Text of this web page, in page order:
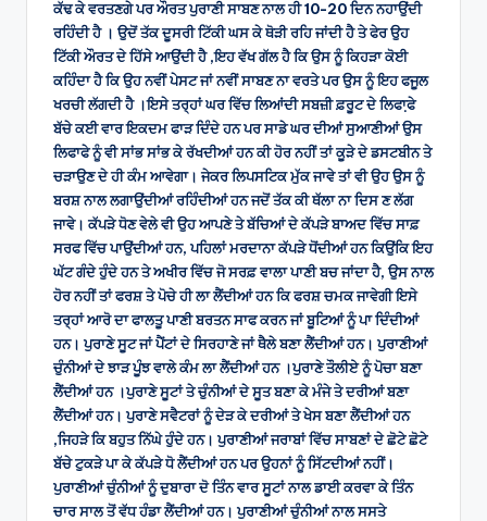
ਕੱਢ ਕੇ ਵਰਤਣਗੇ ਪਰ ਔਰਤ ਪੁਰਾਣੀ ਸਾਬਣ ਨਾਲ ਹੀ 10-20 ਦਿਨ ਨਹਾਉਂਦੀ
ਰਹਿੰਦੀ ਹੈ । ਉਦੋਂ ਤੱਕ ਦੂਸਰੀ ਟਿੱਕੀ ਘਸ ਕੇ ਥੋੜੀ ਰਹਿ ਜਾਂਦੀ ਹੈ ਤੇ ਫੇਰ ਉਹ
ਟਿੱਕੀ ਔਰਤ ਦੇ ਹਿੱਸੇ ਆਉਂਦੀ ਹੈ ,ਇਹ ਵੱਖ ਗੱਲ ਹੈ ਕਿ ਉਸ ਨੂੰ ਕਿਹੜਾ ਕੋਈ
ਕਹਿੰਦਾ ਹੈ ਕਿ ਉਹ ਨਵੀਂ ਪੇਸਟ ਜਾਂ ਨਵੀਂ ਸਾਬਣ ਨਾ ਵਰਤੇ ਪਰ ਉਸ ਨੂੰ ਇਹ ਫਜੂਲ
ਖਰਚੀ ਲੱਗਦੀ ਹੈ ।ਇਸੇ ਤਰ੍ਹਾਂ ਘਰ ਵਿੱਚ ਲਿਆਂਦੀ ਸਬਜ਼ੀ ਫ਼ਰੂਟ ਦੇ ਲਿਫਾ਼ਫੇ
ਬੱਚੇ ਕਈ ਵਾਰ ਇਕਦਮ ਫਾੜ ਦਿੰਦੇ ਹਨ ਪਰ ਸਾਡੇ ਘਰ ਦੀਆਂ ਸੁਆਣੀਆਂ ਉਸ
ਲਿਫਾਫੇ ਨੂੰ ਵੀ ਸਾਂਭ ਸਾਂਭ ਕੇ ਰੱਖਦੀਆਂ ਹਨ ਕੀ ਹੋਰ ਨਹੀਂ ਤਾਂ ਕੂੜੇ ਦੇ ਡਸਟਬੀਨ ਤੇ
ਚੜਾਉਣ ਦੇ ਹੀ ਕੰਮ ਆਵੇਗਾ। ਜੇਕਰ ਲਿਪਸਟਿਕ ਮੁੱਕ ਜਾਵੇ ਤਾਂ ਵੀ ਉਹ ਉਸ ਨੂੰ
ਬਰਸ਼ ਨਾਲ ਲਗਾਉਂਦੀਆਂ ਰਹਿੰਦੀਆਂ ਹਨ ਜਦੋਂ ਤੱਕ ਕੀ ਥੱਲਾ ਨਾ ਦਿਸ ਣ ਲੱਗ
ਜਾਵੇ। ਕੱਪੜੇ ਧੋਣ ਵੇਲੇ ਵੀ ਉਹ ਆਪਣੇ ਤੇ ਬੱਚਿਆਂ ਦੇ ਕੱਪੜੇ ਬਾਅਦ ਵਿੱਚ ਸਾਫ਼
ਸਰਫ ਵਿੱਚ ਪਾਉਂਦੀਆਂ ਹਨ, ਪਹਿਲਾਂ ਮਰਦਾਨਾ ਕੱਪੜੇ ਧੋਂਦੀਆਂ ਹਨ ਕਿਉਂਕਿ ਇਹ
ਘੱਟ ਗੰਦੇ ਹੁੰਦੇ ਹਨ ਤੇ ਅਖੀਰ ਵਿੱਚ ਜੋ ਸਰਫ਼ ਵਾਲਾ ਪਾਣੀ ਬਚ ਜਾਂਦਾ ਹੈ, ਉਸ ਨਾਲ
ਹੋਰ ਨਹੀਂ ਤਾਂ ਫਰਸ਼ ਤੇ ਪੋਚੇ ਹੀ ਲਾ ਲੈਂਦੀਆਂ ਹਨ ਕਿ ਫਰਸ਼ ਚਮਕ ਜਾਵੇਗੀ ਇਸੇ
ਤਰ੍ਹਾਂ ਆਰੋ ਦਾ ਫਾਲਤੂ ਪਾਣੀ ਬਰਤਨ ਸਾਫ ਕਰਨ ਜਾਂ ਬੂਟਿਆਂ ਨੂੰ ਪਾ ਦਿੰਦੀਆਂ
ਹਨ। ਪੁਰਾਣੇ ਸੂਟ ਜਾਂ ਪੈਂਟਾਂ ਦੇ ਸਿਰਹਾਣੇ ਜਾਂ ਥੈਲੇ ਬਣਾ ਲੈਂਦੀਆਂ ਹਨ। ਪੁਰਾਣੀਆਂ
ਚੁੰਨੀਆਂ ਦੇ ਝਾੜ ਪੂੰਝ ਵਾਲੇ ਕੰਮ ਲਾ ਲੈਂਦੀਆਂ ਹਨ ।ਪੁਰਾਣੇ ਤੌਲੀਏ ਨੂੰ ਪੋਚਾ ਬਣਾ
ਲੈਂਦੀਆਂ ਹਨ ।ਪੁਰਾਣੇ ਸੂਟਾਂ ਤੇ ਚੁੰਨੀਆਂ ਦੇ ਸੂਤ ਬਣਾ ਕੇ ਮੰਜੇ ਤੇ ਦਰੀਆਂ ਬਣਾ
ਲੈਂਦੀਆਂ ਹਨ। ਪੁਰਾਣੇ ਸਵੈਟਰਾਂ ਨੂੰ ਦੇੜ ਕੇ ਦਰੀਆਂ ਤੇ ਖੇਸ ਬਣਾ ਲੈਂਦੀਆਂ ਹਨ
,ਜਿਹੜੇ ਕਿ ਬਹੁਤ ਨਿੱਘੇ ਹੁੰਦੇ ਹਨ। ਪੁਰਾਣੀਆਂ ਜਰਾਬਾਂ ਵਿੱਚ ਸਾਬਣਾਂ ਦੇ ਛੋਟੇ ਛੋਟੇ
ਬੱਚੇ ਟੁਕੜੇ ਪਾ ਕੇ ਕੱਪੜੇ ਧੋ ਲੈਂਦੀਆਂ ਹਨ ਪਰ ਉਹਨਾਂ ਨੂੰ ਸਿੱਟਦੀਆਂ ਨਹੀਂ।
ਪੁਰਾਣੀਆਂ ਚੁੰਨੀਆਂ ਨੂੰ ਦੁਬਾਰਾ ਦੋ ਤਿੰਨ ਵਾਰ ਸੂਟਾਂ ਨਾਲ ਡਾਈ ਕਰਵਾ ਕੇ ਤਿੰਨ
ਚਾਰ ਸਾਲ ਤੋਂ ਵੱਧ ਹੰਡਾ ਲੈਂਦੀਆਂ ਹਨ। ਪੁਰਾਣੀਆਂ ਚੁੰਨੀਆਂ ਨਾਲ ਸਸਤੇ